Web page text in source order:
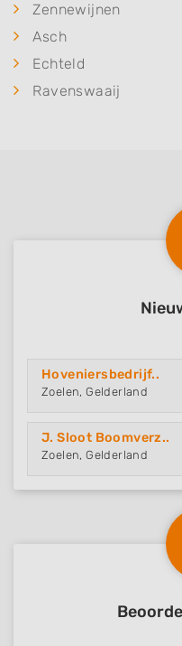
Zennewijnen
Asch
Echteld
Ravenswaaij
Hoveniersbedrijf..
Zoelen, Gelderland
J. Sloot Boomverz..
Zoelen, Gelderland